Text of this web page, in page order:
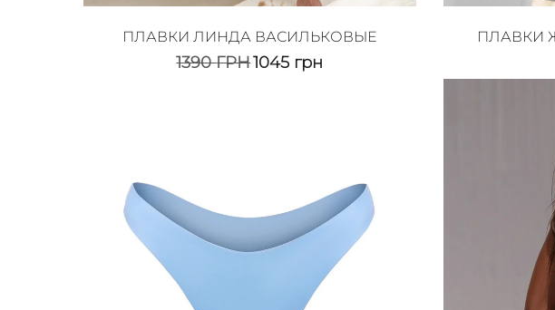
ПЛАВКИ ЛИНДА ВАСИЛЬКОВЫЕ
1390ГРН1045 грн
ПЛАВКИ